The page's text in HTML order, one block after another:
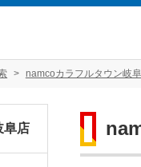
namcoカラフルタウン岐
阜店